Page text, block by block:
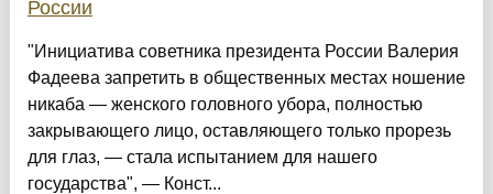
России
"Инициатива советника президента России Валерия
Фадеева запретить в общественных местах ношение
никаба — женского головного убора, полностью
закрывающего лицо, оставляющего только прорезь
для глаз, — стала испытанием для нашего
государства", — Конст...